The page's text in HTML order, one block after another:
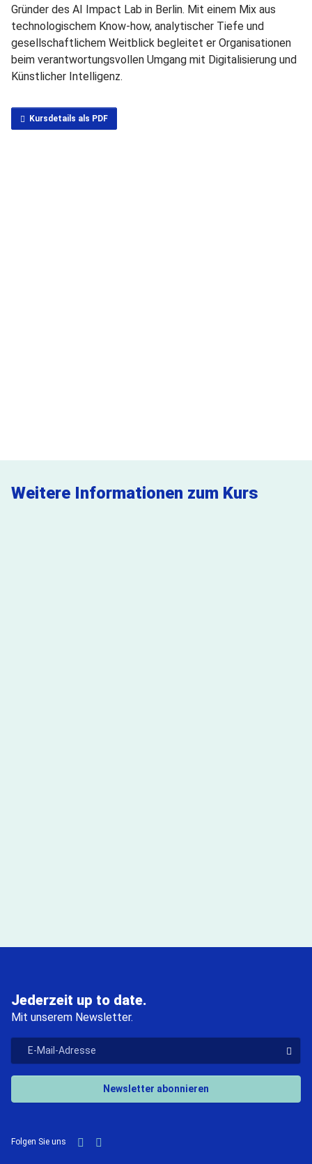
Gründer des AI Impact Lab in Berlin. Mit einem Mix aus
technologischem Know-how, analytischer Tiefe und
gesellschaftlichem Weitblick begleitet er Organisationen
beim verantwortungsvollen Umgang mit Digitalisierung und
Künstlicher Intelligenz.
Kursdetails als PDF
Weitere Informationen zum Kurs
Jederzeit up to date.
Mit unserem Newsletter.
Der
Newsletter abonnieren
Folgen Sie uns LinkedIn